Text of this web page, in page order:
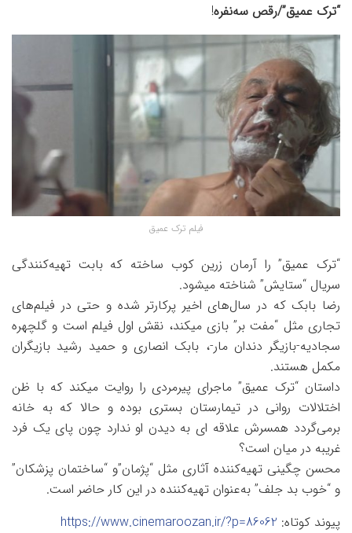
“ترک عمیق”/رقص سه‌نفره!
فیلم ترک عمیق
“ترک عمیق” را آرمان زرین کوب ساخته که بابت تهیه‌کنندگی
سریال “ستایش” شناخته میشود.
رضا بابک که در سال‌های اخیر پرکارتر شده و حتی در فیلم‌های
تجاری مثل “مفت بر” بازی میکند، نقش اول فیلم است و گلچهره
سجادیه-بازیگر دندان مار-، بابک انصاری و حمید رشید بازیگران
مکمل هستند.
داستان “ترک عمیق” ماجرای پیرمردی را روایت میکند که با ظن
اختلالات روانی در تيمارستان بستری بوده و حالا که به خانه
برمی‌گردد همسرش علاقه ای به دیدن او ندارد چون پای یک فرد
غریبه در میان است؟
محسن چگینی تهیه‌کننده آثاری مثل “پژمان”و “ساختمان پزشکان”
و “خوب بد جلف” به‌عنوان تهیه‌کننده در این کار حاضر است.
پیوند کوتاه: https://www.cinemaroozan.ir/?p=86062